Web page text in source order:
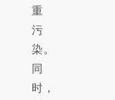
重
污
染。
同
时，